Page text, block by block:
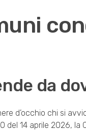
da
d’occhio chi si
del 14 aprile 2026, la